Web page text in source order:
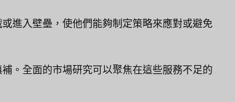
進入壁壘，使他們能夠制定策略來應對或避免
。全面的市場研究可以聚焦在這些服務不足的